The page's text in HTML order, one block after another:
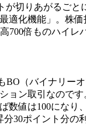
が切りあがる
化機能」。株
700倍ものハイレ
BO（バイナリーオ
ン取引なので
値は100にな
30ポイント分